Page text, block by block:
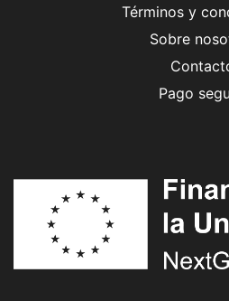
Términos y
Sobre
Pago